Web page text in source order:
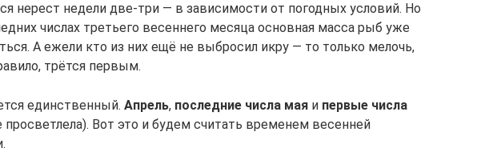
нерест недели две-три — в зависимости от погодных условий. Но
числах третьего весеннего месяца основная масса рыб уже
А ежели кто из них ещё не выбросил икру — то только мелочь,
трётся первым.
единственный. Апрель, последние числа мая и первые числа
просветлела). Вот это и будем считать временем весенней